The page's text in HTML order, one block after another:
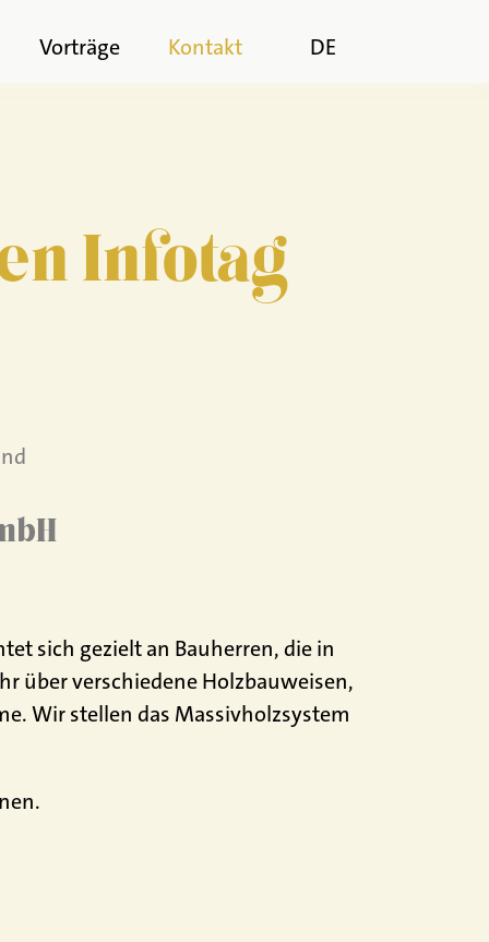
Vorträge Kontakt DE
Infotag
sich gezielt an Bauherren, die in
über verschiedene Holzbauweisen,
Wir stellen das Massivholzsystem